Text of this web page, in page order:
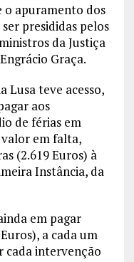
o apuramento dos
presididas pelos
da Justiça
Graça.
Lusa teve acesso,
aos
de férias em
em falta,
(2.619 Euros) à
Instância, da
em pagar
a cada um
cada intervenção